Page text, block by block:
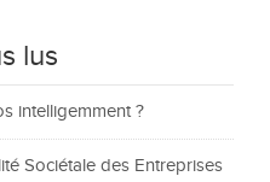
lus
intelligemment ?
Sociétale des Entreprises